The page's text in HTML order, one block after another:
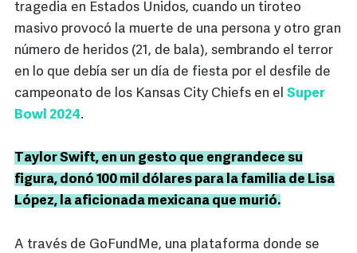
tragedia en Estados Unidos, cuando un tiroteo
masivo provocó la muerte de una persona y otro gran
número de heridos (21, de bala), sembrando el terror
en lo que debía ser un día de fiesta por el desfile de
campeonato de los Kansas City Chiefs en el Super
Bowl 2024.
Taylor Swift, en un gesto que engrandece su
figura, donó 100 mil dólares para la familia de Lisa
López, la aficionada mexicana que murió.
A través de GoFundMe, una plataforma donde se